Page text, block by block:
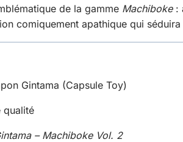
de la gamme Machiboke:
comiquement apathique qui
Gintama (Capsule Toy)
qualité
– Machiboke Vol. 2